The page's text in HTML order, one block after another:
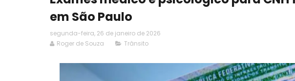
em São Paulo
segunda-feira, 26 de janeiro de 2026
Roger de Souza
Trânsito